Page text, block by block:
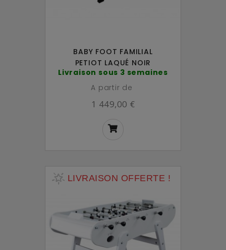
BABY FOOT FAMILIAL
PETIOT LAQUÉ NOIR
Livraison sous 3 semaines
A partir de
1 449,00 €
LIVRAISON OFFERTE !